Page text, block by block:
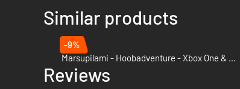
Similar products
-9%
Marsupilami - Hoobadventure - Xbox One & Xbox Series X|S
Reviews